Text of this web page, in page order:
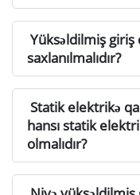
Yüksəldilmiş giriş
saxlanılmalıdır?
Statik elektrikə
hansı statik
olmalıdır?